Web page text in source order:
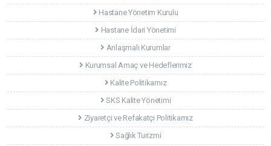
Hastane Yönetim Kurulu
Hastane İdari Yönetimi
Anlaşmalı Kurumlar
Kurumsal Amaç ve Hedeflerimiz
Kalite Politikamız
SKS Kalite Yönetimi
Ziyaretçi ve Refakatçi Politikamız
Sağlık Turizmi